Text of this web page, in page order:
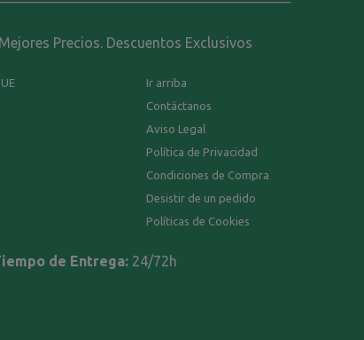
Precios. Descuentos Exclusivos
Ir arriba
Contáctanos
Aviso Legal
Política de Privacidad
Condiciones de Compra
Desistir de un pedido
Políticas de Cookies
de Entrega: 24/72h